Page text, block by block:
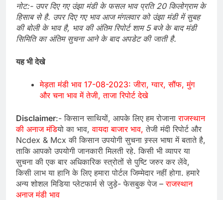
नोट:- उपर दिए गए उंझा मंडी के फसल भाव प्रति 20 किलोग्राम के
हिसाब से है. उपर दिए गए भाव आज मंगलवार को उंझा मंडी में सुबह
की बोली के भाव है, भाव की अंतिम रिपोर्ट शाम 5 बजे के बाद मंडी
सिमिति का अंतिम सुचना आने के बाद अपडेट की जाती है.
यह भी देखे
मेड़ता मंडी भाव 17-08-2023: जीरा, ग्वार, सौंफ, मुंग
और चना भाव में तेजी, ताजा रिपोर्ट देखे
Disclaimer:- किसान साथियों, आपके लिए हम रोजानाराजस्थान
की अनाज मंडियो का भाव, वायदा बाजार भाव, तेजी मंदी रिपोर्ट और
Ncdex & Mcx की किसान उपयोगी सुचना स्र्स्ल भाषा में बताते है,
ताकि आपको उपयोगी जानकारी मिलती रहे. किसी भी व्यापर या
सुचना की एक बार अधिकारिक स्त्रोतों से पुष्टि जरुर कर लेंवे,
किसी लाभ या हानि के लिए हमारा पोर्टल जिम्मेदार नहीं होगा. हमारे
अन्य शोशल मिडिया प्लेटफार्म से जुड़े- फेसबुक पेज –राजस्थान
अनाज मंडी भाव